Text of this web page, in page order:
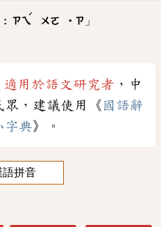
: ㄗㄟ
ˊ
ㄨㄛ ˙ㄗ 」
適用於語文研究者 ，中
眾，建議使用《 國語辭
字典》。
語拼音